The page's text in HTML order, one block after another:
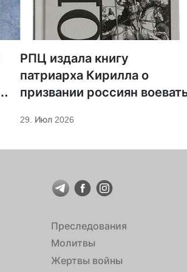
РПЦ издала книгу
патриарха Кирилла о
призвании россиян
29. Июл 2026
Преследования
Молитвы
Жертвы войны